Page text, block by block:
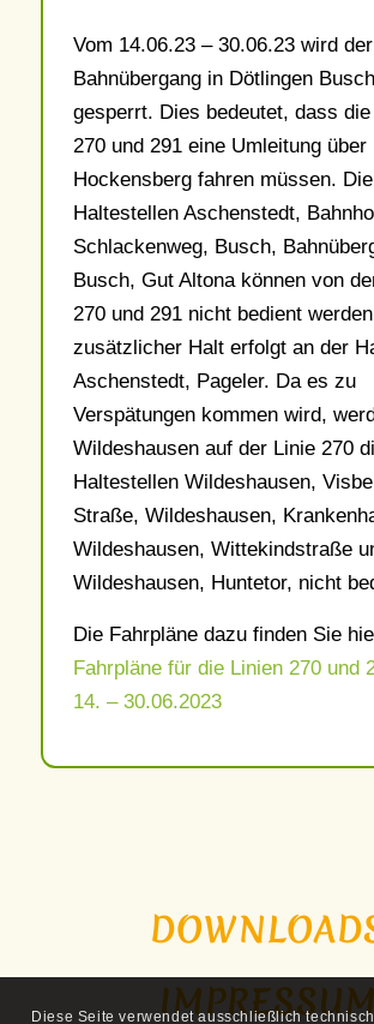
Vom 14.06.23 – 30.06.23 wird der
Bahnübergang in Dötlingen Busch
gesperrt. Dies bedeutet, dass
270 und 291 eine Umleitung über
Hockensberg fahren müssen. Die
Haltestellen Aschenstedt,
Schlackenweg, Busch,
Busch, Gut Altona können von
270 und 291 nicht bedient
zusätzlicher Halt erfolgt an der
Aschenstedt, Pageler. Da es zu
Verspätungen kommen wird,
Wildeshausen auf der Linie 270
Haltestellen Wildeshausen,
Straße, Wildeshausen,
Wildeshausen, Wittekindstraße
Wildeshausen, Huntetor, nicht
Die Fahrpläne dazu finden Sie
Fahrpläne für die Linien 270 und
14. – 30.06.2023
Diese Seite verwendet ausschließlich